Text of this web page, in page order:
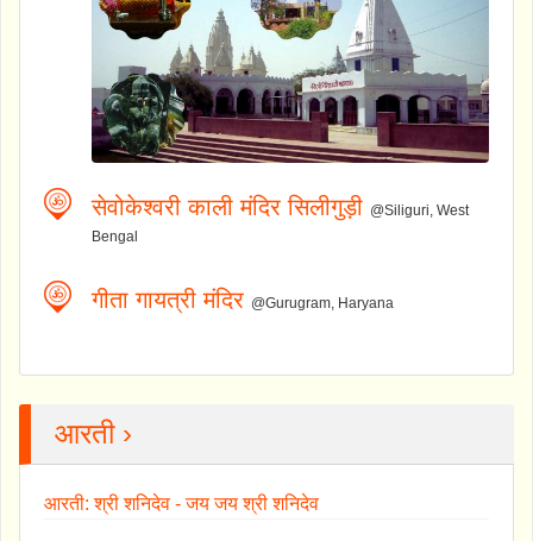
सेवोकेश्वरी काली मंदिर सिलीगुड़ी @Siliguri, West
Bengal
गीता गायत्री मंदिर @Gurugram, Haryana
आरती ›
आरती: श्री शनिदेव - जय जय श्री शनिदेव